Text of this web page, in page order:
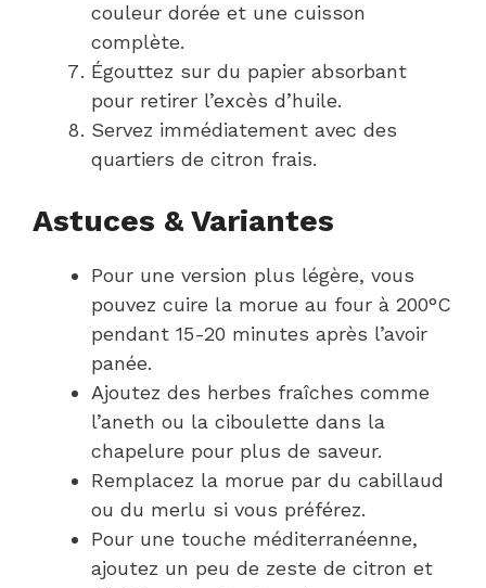
couleur dorée et une cuisson
complète.
Égouttez sur du papier absorbant
pour retirer l’excès d’huile.
Servez immédiatement avec des
quartiers de citron frais.
Astuces & Variantes
Pour une version plus légère, vous
pouvez cuire la morue au four à 200°C
pendant 15-20 minutes après l’avoir
panée.
Ajoutez des herbes fraîches comme
l’aneth ou la ciboulette dans la
chapelure pour plus de saveur.
Remplacez la morue par du cabillaud
ou du merlu si vous préférez.
Pour une touche méditerranéenne,
ajoutez un peu de zeste de citron et